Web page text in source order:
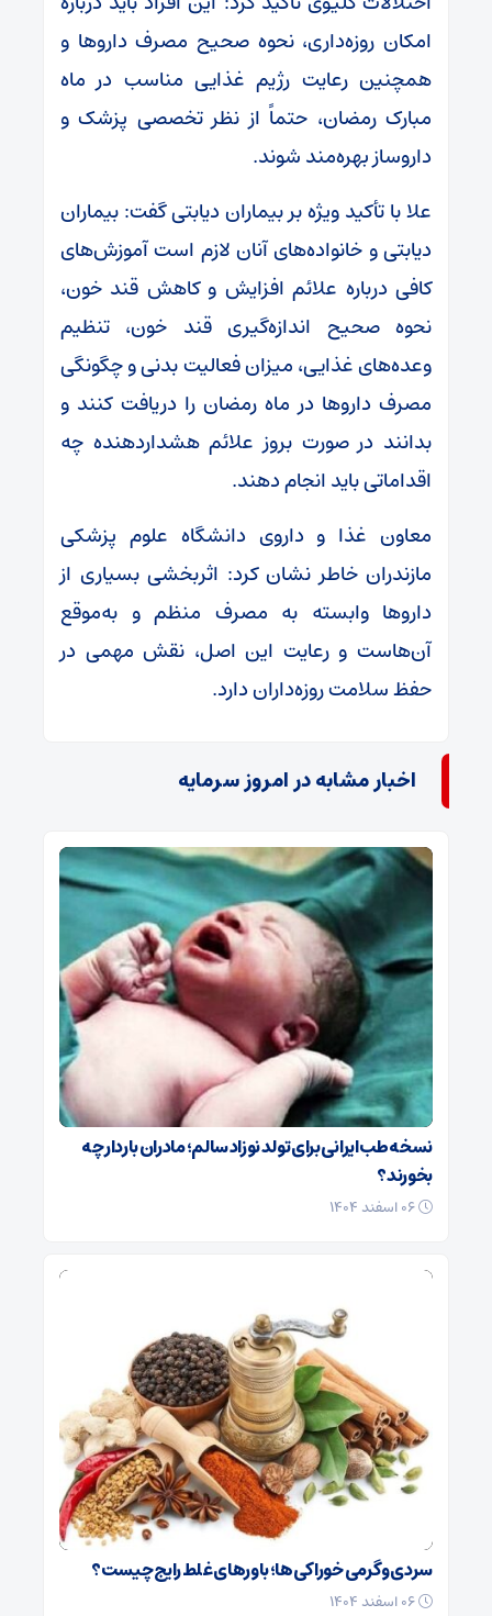
امکان روزه‌داری، نحوه صحیح مصرف داروها و
همچنین رعایت رژیم غذایی مناسب در ماه
مبارک رمضان، حتماً از نظر تخصصی پزشک و
داروساز بهره‌مند شوند.
علا با تأکید ویژه بر بیماران دیابتی گفت: بیماران
دیابتی و خانواده‌های آنان لازم است آموزش‌های
کافی درباره علائم افزایش و کاهش قند خون،
نحوه صحیح اندازه‌گیری قند خون، تنظیم
وعده‌های غذایی، میزان فعالیت بدنی و چگونگی
مصرف داروها در ماه رمضان را دریافت کنند و
بدانند در صورت بروز علائم هشداردهنده چه
اقداماتی باید انجام دهند.
معاون غذا و داروی دانشگاه علوم پزشکی
مازندران خاطر نشان کرد: اثربخشی بسیاری از
داروها وابسته به مصرف منظم و به‌موقع
آن‌هاست و رعایت این اصل، نقش مهمی در
حفظ سلامت روزه‌داران دارد.
اخبار مشابه در امروز سرمایه
نسخه طب ایرانی برای تولد نوزاد سالم؛ مادران باردار چه
بخورند؟
سردی و گرمی خوراکی‌ها؛ باورهای غلط رایج چیست؟